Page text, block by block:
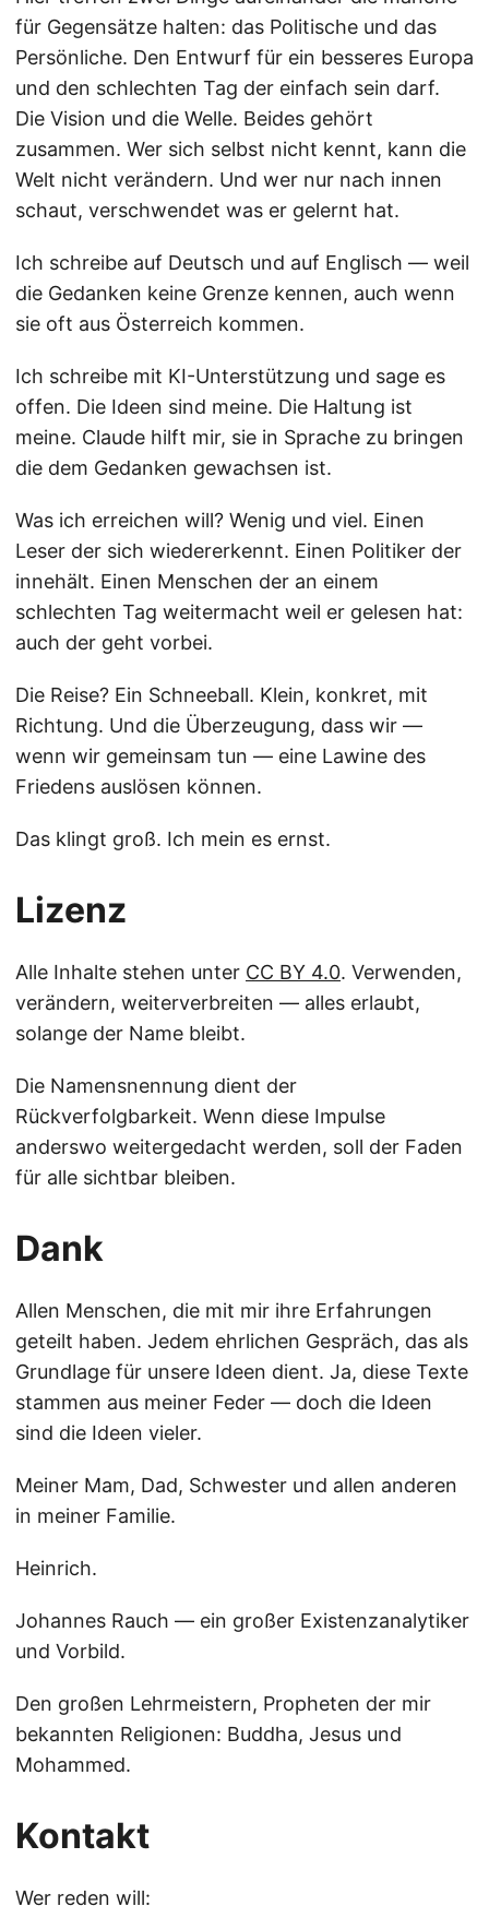
für Gegensätze halten: das Politische und das
Persönliche. Den Entwurf für ein besseres Europa
und den schlechten Tag der einfach sein darf.
Die Vision und die Welle. Beides gehört
zusammen. Wer sich selbst nicht kennt, kann die
Welt nicht verändern. Und wer nur nach innen
schaut, verschwendet was er gelernt hat.
Ich schreibe auf Deutsch und auf Englisch — weil
die Gedanken keine Grenze kennen, auch wenn
sie oft aus Österreich kommen.
Ich schreibe mit KI-Unterstützung und sage es
offen. Die Ideen sind meine. Die Haltung ist
meine. Claude hilft mir, sie in Sprache zu bringen
die dem Gedanken gewachsen ist.
Was ich erreichen will? Wenig und viel. Einen
Leser der sich wiedererkennt. Einen Politiker der
innehält. Einen Menschen der an einem
schlechten Tag weitermacht weil er gelesen hat:
auch der geht vorbei.
Die Reise? Ein Schneeball. Klein, konkret, mit
Richtung. Und die Überzeugung, dass wir —
wenn wir gemeinsam tun — eine Lawine des
Friedens auslösen können.
Das klingt groß. Ich mein es ernst.
Lizenz
Alle Inhalte stehen unter CC BY 4.0. Verwenden,
verändern, weiterverbreiten — alles erlaubt,
solange der Name bleibt.
Die Namensnennung dient der
Rückverfolgbarkeit. Wenn diese Impulse
anderswo weitergedacht werden, soll der Faden
für alle sichtbar bleiben.
Dank
Allen Menschen, die mit mir ihre Erfahrungen
geteilt haben. Jedem ehrlichen Gespräch, das als
Grundlage für unsere Ideen dient. Ja, diese Texte
stammen aus meiner Feder — doch die Ideen
sind die Ideen vieler.
Meiner Mam, Dad, Schwester und allen anderen
in meiner Familie.
Heinrich.
Johannes Rauch — ein großer Existenzanalytiker
und Vorbild.
Den großen Lehrmeistern, Propheten der mir
bekannten Religionen: Buddha, Jesus und
Mohammed.
Kontakt
Wer reden will: